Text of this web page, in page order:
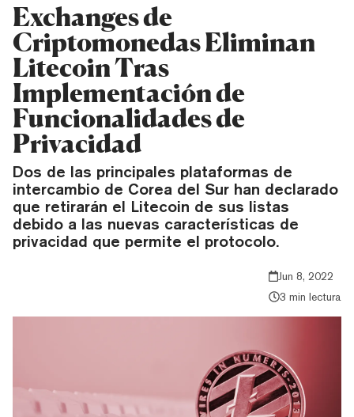
Exchanges de
Criptomonedas Eliminan
Litecoin Tras
Implementación de
Funcionalidades de
Privacidad
Dos de las principales plataformas de
intercambio de Corea del Sur han declarado
que retirarán el Litecoin de sus listas
debido a las nuevas características de
privacidad que permite el protocolo.
Jun 8, 2022
3 min lectura